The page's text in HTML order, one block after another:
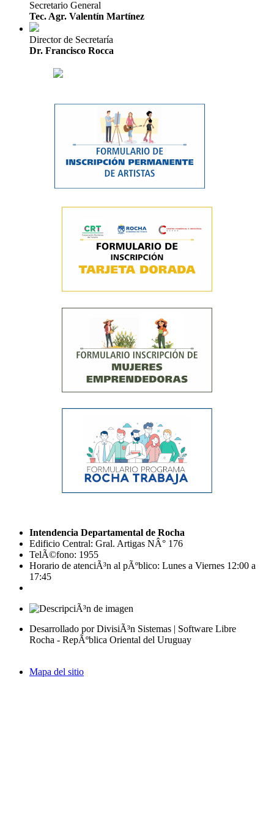
Secretario General
Tec. Agr. Valentín Martínez
Director de Secretaría
Dr. Francisco Rocca
Intendencia Departamental de Rocha
Edificio Central: Gral. Artigas NÂ° 176
TelÃ©fono: 1955
Horario de atenciÃ³n al pÃºblico: Lunes a Viernes 12:00 a
17:45
Desarrollado por DivisiÃ³n Sistemas | Software Libre
Rocha - RepÃºblica Oriental del Uruguay
Mapa del sitio